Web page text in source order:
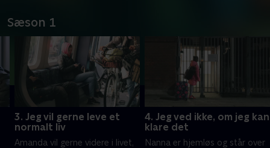
Sæson 1
3. Jeg vil gerne leve et
normalt liv
Amanda vil gerne videre i livet,
4. Jeg ved ikke, om jeg kan
klare det
Nanna er hjemløs og står over